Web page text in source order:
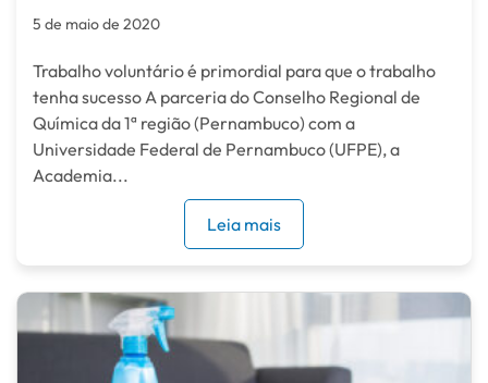
5 de maio de 2020
Trabalho voluntário é primordial para que o trabalho
tenha sucesso A parceria do Conselho Regional de
Química da 1ª região (Pernambuco) com a
Universidade Federal de Pernambuco (UFPE), a
Academia...
Leia mais